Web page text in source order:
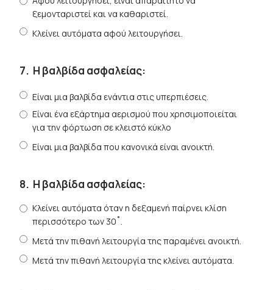
ξεμονταριστεί και να καθαριστεί.
Κλείνει αυτόματα αφού λειτουργήσει.
7. Η βαλβίδα ασφαλείας:
Είναι μια βαλβίδα ενάντια στις υπερπιέσεις.
Είναι ένα εξάρτημα αερισμού που χρησιμοποιείται
για την φόρτωση σε κλειστό κύκλο
Είναι μια βαλβίδα που κανονικά είναι ανοικτή.
8. Η βαλβίδα ασφαλείας:
Κλείνει αυτόματα όταν η δεξαμενή παίρνει κλίση
περισσότερο των 30˚.
Μετά την πιθανή λειτουργία της παραμένει ανοικτή.
Μετά την πιθανή λειτουργία της κλείνει αυτόματα.